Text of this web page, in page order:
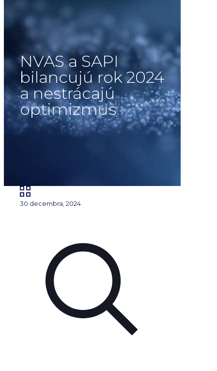
NVAS a SAPI
bilancujú rok 2024
a nestrácajú
optimizmus
30 decembra, 2024